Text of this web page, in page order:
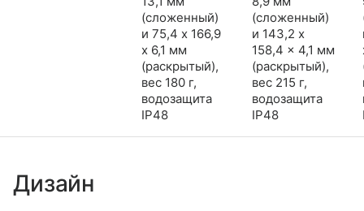
(сложенный)
и 75,4 x 166,9
x 6,1 мм
(раскрытый),
вес 180 г,
водозащита
IP48
(сложенный)
и 143,2 x
158,4 x 4,1 мм
(раскрытый),
вес 215 г,
водозащита
IP48
Дизайн